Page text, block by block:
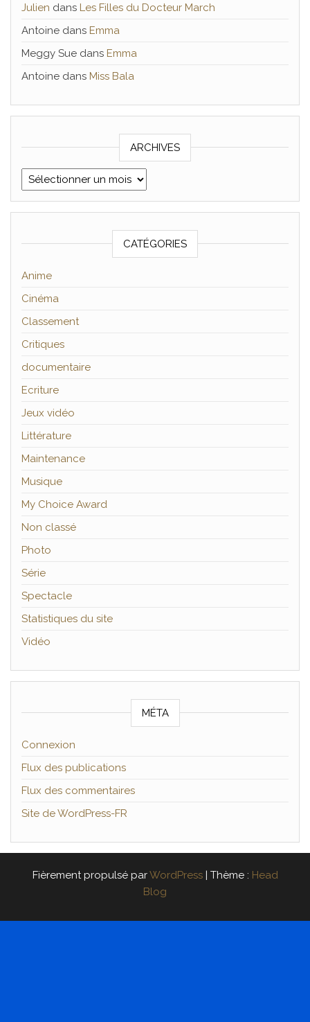
Julien dans Les Filles du Docteur March
Antoine dans Emma
Meggy Sue dans Emma
Antoine dans Miss Bala
ARCHIVES
Archives
CATÉGORIES
Anime
Cinéma
Classement
Critiques
documentaire
Ecriture
Jeux vidéo
Littérature
Maintenance
Musique
My Choice Award
Non classé
Photo
Série
Spectacle
Statistiques du site
Vidéo
MÉTA
Connexion
Flux des publications
Flux des commentaires
Site de WordPress-FR
Fièrement propulsé parWordPress | Thème : Head
Blog